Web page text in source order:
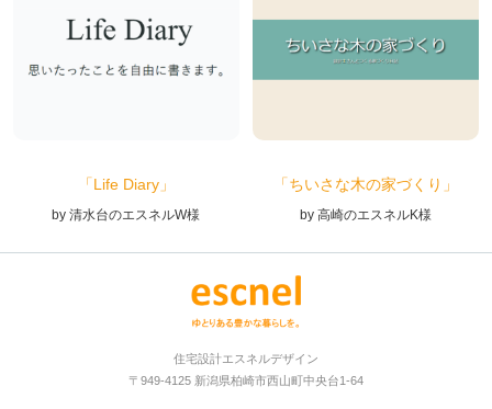
「Life Diary」
by 清水台のエスネルW様
「ちいさな木の家づくり」
by 高崎のエスネルK様
住宅設計エスネルデザイン
〒949-4125 新潟県柏崎市西山町中央台1-64